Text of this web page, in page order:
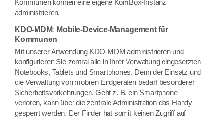
Kommunen können eine eigene KomBox-Instanz
administrieren.
KDO-MDM: Mobile-Device-Management für
Kommunen
Mit unserer Anwendung KDO-MDM administrieren und
konfigurieren Sie zentral alle in Ihrer Verwaltung eingesetzten
Notebooks, Tablets und Smartphones. Denn der Einsatz und
die Verwaltung von mobilen Endgeräten bedarf besonderer
Sicherheitsvorkehrungen. Geht z. B. ein Smartphone
verloren, kann über die zentrale Administration das Handy
gesperrt werden. Der Finder hat somit keinen Zugriff auf